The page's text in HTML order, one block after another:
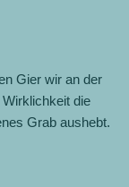
Gier wir an der
die
Grab aushebt.